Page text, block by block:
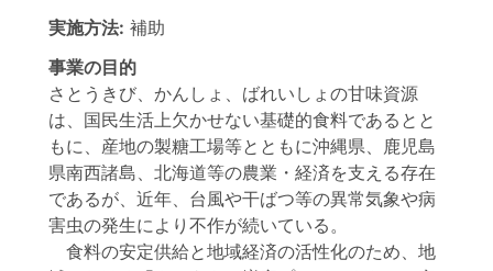
実施方法: 補助
事業の目的
さとうきび、かんしょ、ばれいしょの甘味資源
は、国民生活上欠かせない基礎的食料であるとと
もに、産地の製糖工場等とともに沖縄県、鹿児島
県南西諸島、北海道等の農業・経済を支える存在
であるが、近年、台風や干ばつ等の異常気象や病
害虫の発生により不作が続いている。
食料の安定供給と地域経済の活性化のため、地